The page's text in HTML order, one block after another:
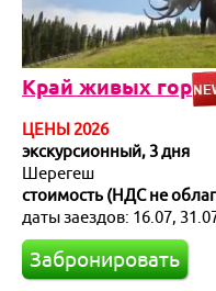
Край живых гор
ЦЕНЫ 2026
экскурсионный, 3 дня
Шерегеш
стоимость (НДС не
даты заездов: 16.07,
Забронировать